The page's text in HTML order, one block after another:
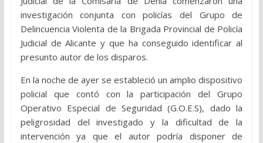
investigación conjunta con policías del Grupo de
Delincuencia Violenta de la Brigada Provincial de Policía
Judicial de Alicante y que ha conseguido identificar al
presunto autor de los disparos.
En la noche de ayer se estableció un amplio dispositivo
policial que contó con la participación del Grupo
Operativo Especial de Seguridad (G.O.E.S), dado la
peligrosidad del investigado y la dificultad de la
intervención ya que el autor podría disponer de